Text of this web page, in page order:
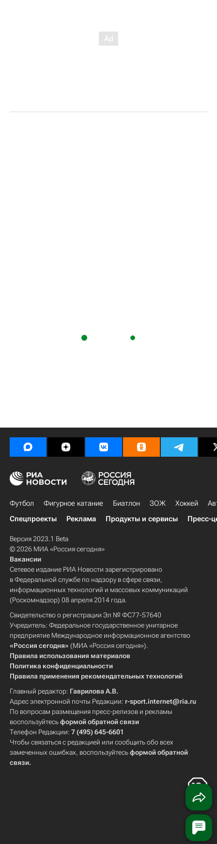
Футбол Фигурное катание Биатлон ЗОЖ Хоккей
Спецпроекты
Реклама Продукты и сервисы Пресс-
Версия 2023.1 Beta
© 2026 МИА «Россия сегодня»
Вакансии
Сетевое издание РИА Новости зарегистрировано
в Федеральной службе по надзору в сфере связи,
информационных технологий и массовых коммуникаций
(Роскомнадзор) 08 апреля 2014 года.
Свидетельство о регистрации Эл № ФС77-57640
Учредитель: Федеральное государственное унитарное
предприятие Международное информационное агентство
«Россия сегодня» (МИА «Россия сегодня»).
Правила использования материалов
Политика конфиденциальности
Правила применения рекомендательных технологий
Главный редактор: Гаврилова А.В.
Адрес электронной почты Редакции: r-sport.internet@ria.ru
По вопросам размещения пресс-релизов и рекламы
воспользуйтесьформой обратной связи
Телефон Редакции: 7 (495) 645-6601
Чтобы связаться с редакцией или сообщить обо всех
замеченных ошибках, воспользуйтесьформой обратной
связи.